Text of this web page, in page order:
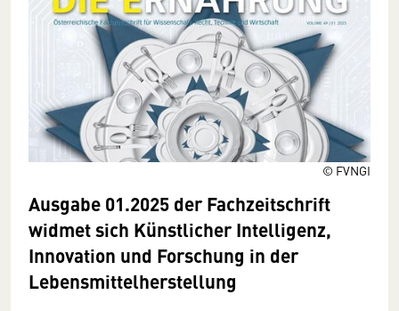
© FVNGI
Ausgabe 01.2025 der Fachzeitschrift
widmet sich Künstlicher Intelligenz,
Innovation und Forschung in der
Lebensmittelherstellung